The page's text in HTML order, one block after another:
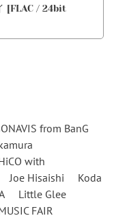
[FLAC / 24bit
from BanG
with
Joe Hisaishi
Koda
Little Glee
FAIR